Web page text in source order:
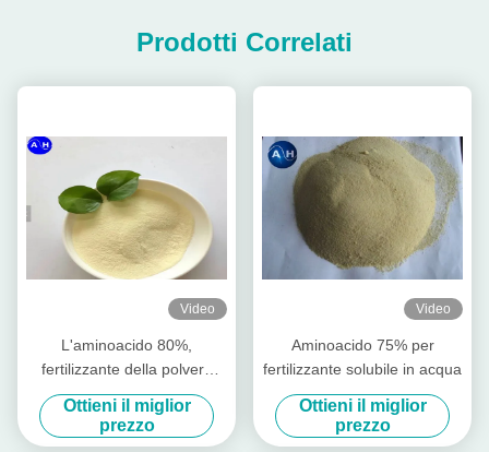
Prodotti Correlati
Video
L'aminoacido 80%,
fertilizzante della polvere
dell'agricoltura
dell'aminoacido stimola la
crescita della radice
Ottieni il miglior
prezzo
Video
Aminoacido 75% per
fertilizzante solubile in acqua
Ottieni il miglior
prezzo